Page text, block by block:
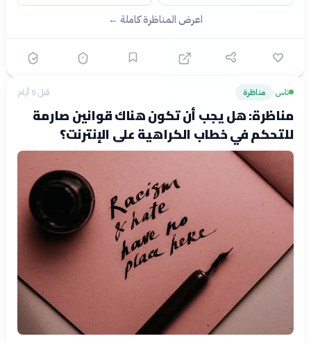
اعرض المناظرة كاملة ←
ناس› مناظرة قبل 5 أيام
مناظرة: هل يجب أن تكون هناك قوانين صارمة
للتحكم في خطاب الكراهية على الإنترنت؟